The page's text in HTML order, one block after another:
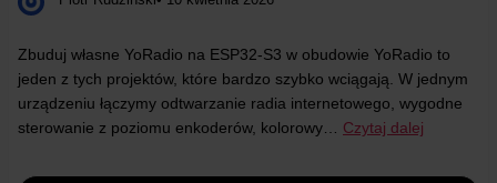
Zbuduj własne YoRadio na ESP32-S3 w obudowie YoRadio to
jeden z tych projektów, które bardzo szybko wciągają. W jednym
urządzeniu łączymy odtwarzanie radia internetowego, wygodne
sterowanie z poziomu enkoderów, kolorowy… Czytaj dalej